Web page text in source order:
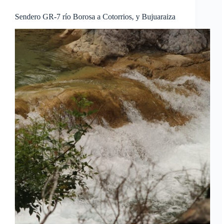
Sendero GR-7 río Borosa a Cotorrios, y Bujuaraiza